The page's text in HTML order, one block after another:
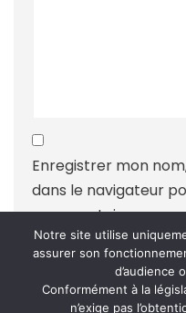
Enregistrer mon
dans le navigateur
commentaire.
Notre site utilise
assurer son
d’audience
Conformément à la
n’exige pas